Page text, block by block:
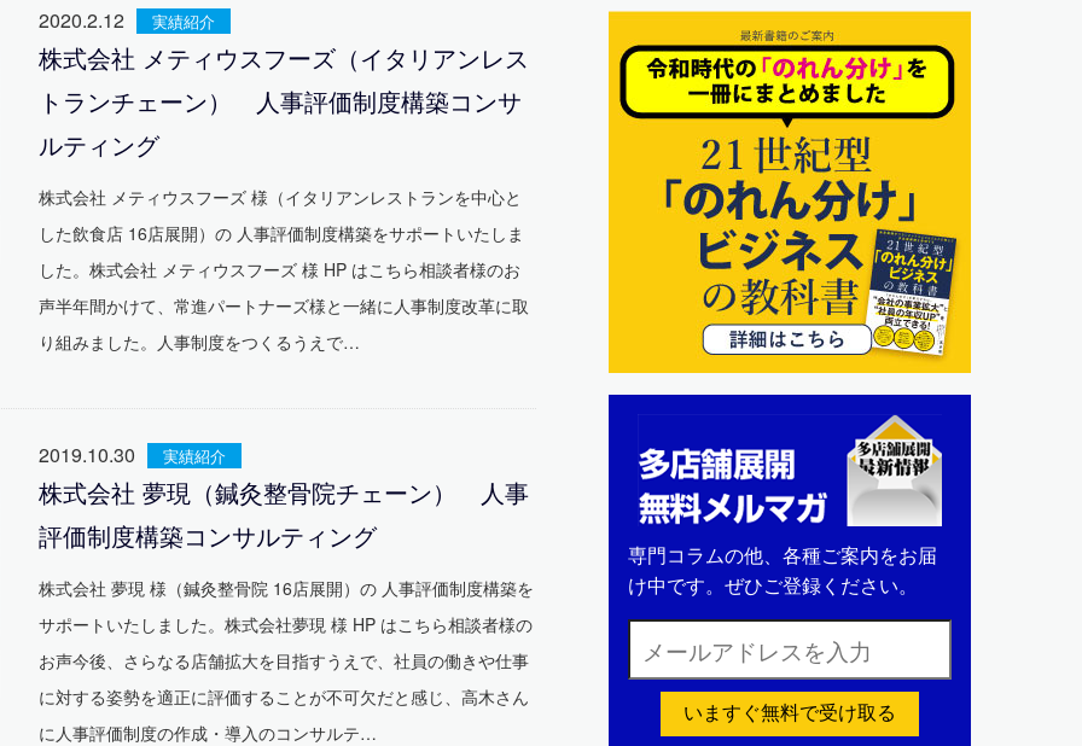
2020.2.12 実績紹介
株式会社 メティウスフーズ（イタリアンレス
トランチェーン） 人事評価制度構築コンサ
ルティング
株式会社 メティウスフーズ 様（イタリアンレストランを中心と
した飲食店 16店展開）の 人事評価制度構築をサポートいたしま
した。株式会社 メティウスフーズ 様 HP はこちら相談者様のお
声半年間かけて、常進パートナーズ様と一緒に人事制度改革に取
り組みました。人事制度をつくるうえで…
2019.10.30 実績紹介
株式会社 夢現（鍼灸整骨院チェーン） 人事
評価制度構築コンサルティング
株式会社 夢現 様（鍼灸整骨院 16店展開）の 人事評価制度構築を
サポートいたしました。株式会社夢現 様 HP はこちら相談者様の
お声今後、さらなる店舗拡大を目指すうえで、社員の働きや仕事
に対する姿勢を適正に評価することが不可欠だと感じ、高木さん
に人事評価制度の作成・導入のコンサルテ…
専門コラムの他、各種ご案内をお届
け中です。ぜひご登録ください。
いますぐ無料で受け取る